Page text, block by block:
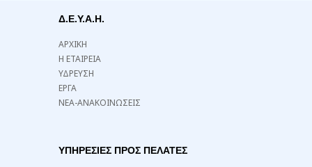
Δ.Ε.Υ.Α.Η.
ΑΡΧΙΚΗ
Η ΕΤΑΙΡΕΙΑ
ΥΔΡΕΥΣΗ
ΕΡΓΑ
ΝΕΑ-ΑΝΑΚΟΙΝΩΣΕΙΣ
ΥΠΗΡΕΣΙΕΣ ΠΡΟΣ ΠΕΛΑΤΕΣ